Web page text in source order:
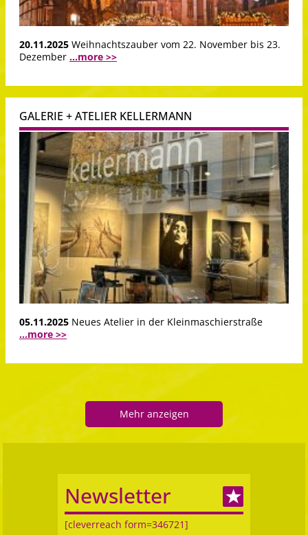
20.11.2025 Weihnachtszauber vom 22. November bis 23.
Dezember ...more >>
GALERIE + ATELIER KELLERMANN
05.11.2025 Neues Atelier in der Kleinmaschierstraße
...more >>
Mehr anzeigen
Newsletter
[cleverreach form=346721]